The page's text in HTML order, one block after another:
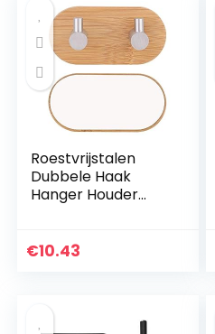
Roestvrijstalen
Dubbele Haak
Hanger Houder
Deur Handdoek
€10.43